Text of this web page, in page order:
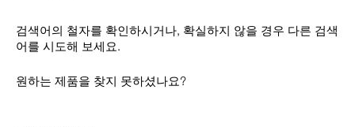
립
아이
검색어의 철자를 확인하시거나, 확실하지 않을 경우 다른 검색
어를 시도해 보세요.
원하는 제품을 찾지 못하셨나요?